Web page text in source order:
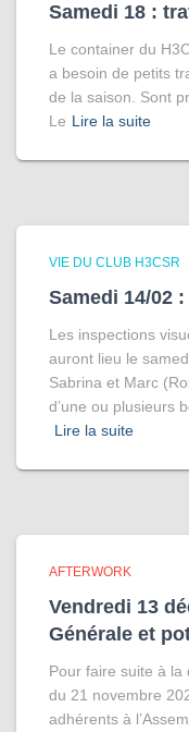
Samedi 18 :
Le container du
a besoin de petits
de la saison. Sont
Le Lire la suite
VIE DU CLUB H3CSR
Samedi 14/02
Les inspections
auront lieu le
Sabrina et Marc
d’une ou plusieurs
Lire la suite
AFTERWORK
Vendredi 13
Générale et
Pour faire suite à la
du 21 novembre
adhérents à